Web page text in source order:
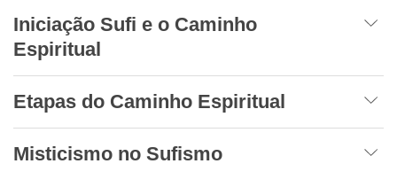
Iniciação Sufi e o Caminho
Espiritual
Etapas do Caminho Espiritual
Misticismo no Sufismo